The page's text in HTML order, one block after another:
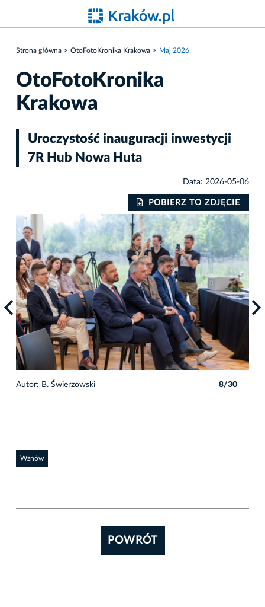
Strona główna OtoFotoKronika Krakowa Maj 2026
OtoFotoKronika
Krakowa
Uroczystość inauguracji inwestycji
7R Hub Nowa Huta
Data: 2026-05-06
POBIERZ TO ZDJĘCIE
Autor: B. Świerzowski 8/30
Wznów
POWRÓT